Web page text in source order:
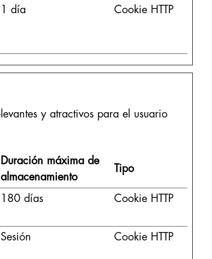
1 día Cookie HTTP
y atractivos para el usuario
Duración máxima de
almacenamiento
Tipo
180 días Cookie HTTP
Sesión Cookie HTTP